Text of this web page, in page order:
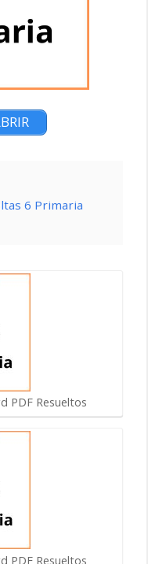
6 Primaria
PDF Resueltos
PDF Resueltos